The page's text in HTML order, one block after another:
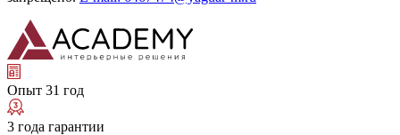
Опыт 31 год
3 года гарантии